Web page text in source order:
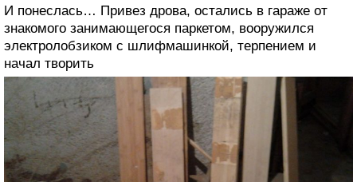
И понеслась… Привез дрова, остались в гараже от
знакомого занимающегося паркетом, вооружился
электролобзиком с шлифмашинкой, терпением и
начал творить